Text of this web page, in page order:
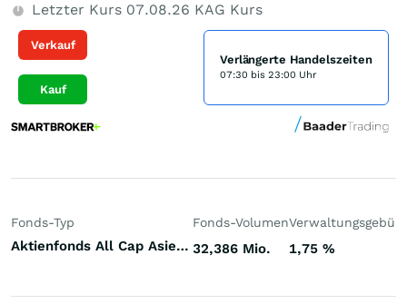
Letzter Kurs 07.08.26 KAG Kurs
Verkauf
Kauf
Verlängerte Handelszeiten
07:30 bis 23:00 Uhr
Fonds-Typ
Aktienfonds All Cap Asien (ex Japan)
Fonds-Volumen
32,386 Mio. 1,75 %